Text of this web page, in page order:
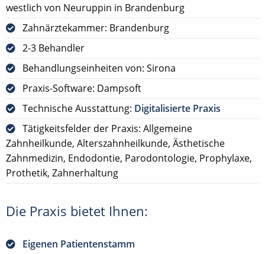
westlich von Neuruppin in Brandenburg
Zahnärztekammer: Brandenburg
2-3 Behandler
Behandlungseinheiten von: Sirona
Praxis-Software: Dampsoft
Technische Ausstattung: Digitalisierte Praxis
Tätigkeitsfelder der Praxis: Allgemeine
Zahnheilkunde, Alterszahnheilkunde, Ästhetische
Zahnmedizin, Endodontie, Parodontologie, Prophylaxe,
Prothetik, Zahnerhaltung
Die Praxis bietet Ihnen:
Eigenen Patientenstamm